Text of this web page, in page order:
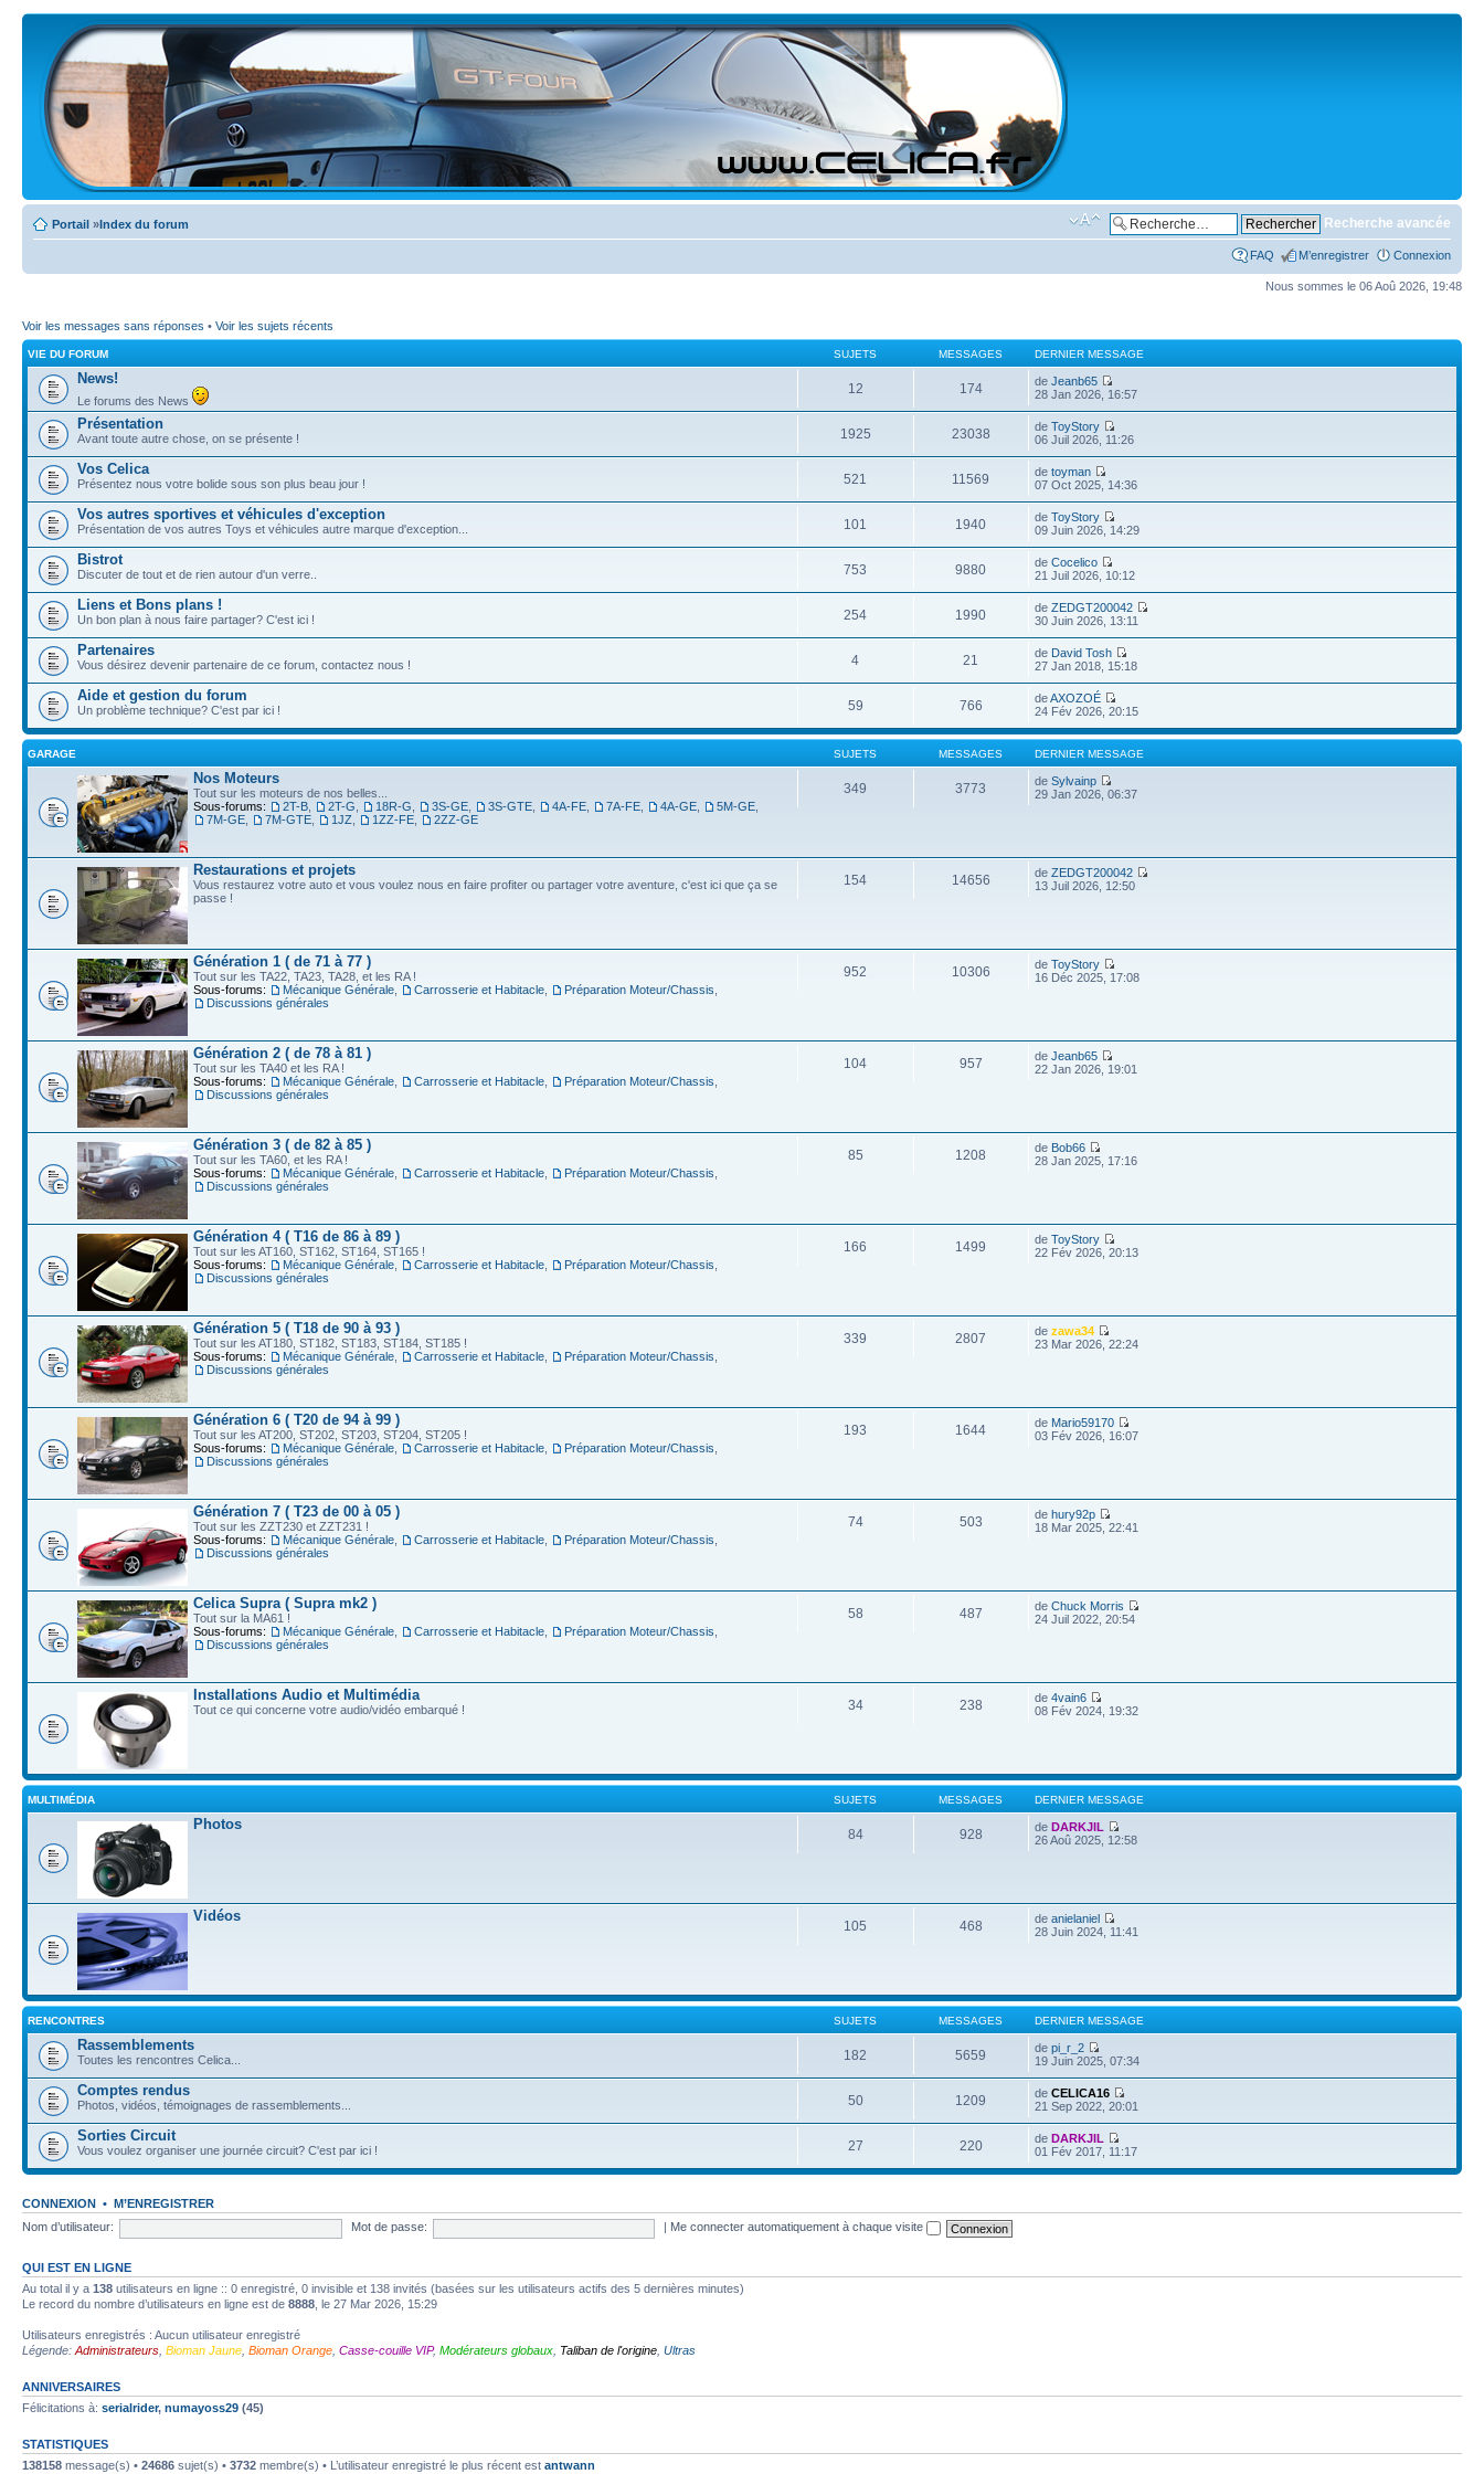
Portail »Index du forum Recherche avancée
FAQ M’enregistrer Connexion
Nous sommes le 06 Aoû 2026, 19:48
Voir les messages sans réponses • Voir les sujets récents
VIE DU FORUM SUJETS MESSAGES DERNIER MESSAGE
News!
Le forums des News
12 174 deJeanb65
28 Jan 2026, 16:57
Présentation
Avant toute autre chose, on se présente ! 1925 23038 deToyStory
06 Juil 2026, 11:26
Vos Celica
Présentez nous votre bolide sous son plus beau jour ! 521 11569 detoyman
07 Oct 2025, 14:36
Vos autres sportives et véhicules d'exception
Présentation de vos autres Toys et véhicules autre marque d'exception... 101 1940 deToyStory
09 Juin 2026, 14:29
Bistrot
Discuter de tout et de rien autour d'un verre.. 753 9880 deCocelico
21 Juil 2026, 10:12
Liens et Bons plans !
Un bon plan à nous faire partager? C'est ici ! 254 1990 deZEDGT200042
30 Juin 2026, 13:11
Partenaires
Vous désirez devenir partenaire de ce forum, contactez nous ! 4 21 de David Tosh
27 Jan 2018, 15:18
Aide et gestion du forum
Un problème technique? C'est par ici ! 59 766 deAXOZOÉ
24 Fév 2026, 20:15
GARAGE SUJETS MESSAGES DERNIER MESSAGE
Nos Moteurs
Tout sur les moteurs de nos belles...
Sous-forums:
2T-B 2T-G 18R-G 3S-GE 3S-GTE 4A-FE 7A-FE 4A-GE 5M-GE
7M-GE
7M-GTE 1JZ 1ZZ-FE 2ZZ-GE
349 3773 deSylvainp
29 Jan 2026, 06:37
Restaurations et projets
Vous restaurez votre auto et vous voulez nous en faire profiter ou partager votre aventure, c'est ici que ça se
passe !
154 14656 deZEDGT200042
13 Juil 2026, 12:50
Génération 1 ( de 71 à 77 )
Tout sur les TA22, TA23, TA28, et les RA !
Sous-forums:
Mécanique Générale Carrosserie et Habitacle Préparation Moteur/Chassis
Discussions générales
952 10306 deToyStory
16 Déc 2025, 17:08
Génération 2 ( de 78 à 81 )
Tout sur les TA40 et les RA !
Sous-forums:
Mécanique Générale Carrosserie et Habitacle Préparation Moteur/Chassis
Discussions générales
104 957 deJeanb65
22 Jan 2026, 19:01
Génération 3 ( de 82 à 85 )
Tout sur les TA60, et les RA !
Sous-forums:
Mécanique Générale Carrosserie et Habitacle Préparation Moteur/Chassis
Discussions générales
85 1208 de Bob66
28 Jan 2025, 17:16
Génération 4 ( T16 de 86 à 89 )
Tout sur les AT160, ST162, ST164, ST165 !
Sous-forums:
Mécanique Générale Carrosserie et Habitacle Préparation Moteur/Chassis
Discussions générales
166 1499 deToyStory
22 Fév 2026, 20:13
Génération 5 ( T18 de 90 à 93 )
Tout sur les AT180, ST182, ST183, ST184, ST185 !
Sous-forums:
Mécanique Générale Carrosserie et Habitacle Préparation Moteur/Chassis
Discussions générales
339 2807 dezawa34
23 Mar 2026, 22:24
Génération 6 ( T20 de 94 à 99 )
Tout sur les AT200, ST202, ST203, ST204, ST205 !
Sous-forums:
Mécanique Générale Carrosserie et Habitacle Préparation Moteur/Chassis
Discussions générales
193 1644 de Mario59170
03 Fév 2026, 16:07
Génération 7 ( T23 de 00 à 05 )
Tout sur les ZZT230 et ZZT231 !
Sous-forums:
Mécanique Générale Carrosserie et Habitacle Préparation Moteur/Chassis
Discussions générales
74 503 dehury92p
18 Mar 2025, 22:41
Celica Supra ( Supra mk2 )
Tout sur la MA61 !
Sous-forums:
Mécanique Générale Carrosserie et Habitacle Préparation Moteur/Chassis
Discussions générales
58 487 deChuck Morris
24 Juil 2022, 20:54
Installations Audio et Multimédia
Tout ce qui concerne votre audio/vidéo embarqué ! 34 238 de4vain6
08 Fév 2024, 19:32
MULTIMÉDIA SUJETS MESSAGES DERNIER MESSAGE
Photos
84 928 deDARKJIL
26 Aoû 2025, 12:58
Vidéos
105 468 deanielaniel
28 Juin 2024, 11:41
RENCONTRES SUJETS MESSAGES DERNIER MESSAGE
Rassemblements
Toutes les rencontres Celica... 182 5659 depi_r_2
19 Juin 2025, 07:34
Comptes rendus
Photos, vidéos, témoignages de rassemblements... 50 1209 deCELICA16
21 Sep 2022, 20:01
Sorties Circuit
Vous voulez organiser une journée circuit? C'est par ici ! 27 220 deDARKJIL
01 Fév 2017, 11:17
CONNEXION • M’ENREGISTRER
Nom d’utilisateur:
Mot de passe: Me connecter automatiquement à chaque visite
QUI EST EN LIGNE
Au total il y a 138 utilisateurs en ligne :: 0 enregistré, 0 invisible et 138 invités (basées sur les utilisateurs actifs des 5 dernières minutes)
Le record du nombre d’utilisateurs en ligne est de 8888 , le 27 Mar 2026, 15:29
Utilisateurs enregistrés : Aucun utilisateur enregistré
Légende: Administrateurs Bioman Jaune Bioman Orange Casse-couille VIP, Modérateurs globaux Taliban de l'origine Ultras
ANNIVERSAIRES
Félicitations à: serialrider, numayoss29 (45)
STATISTIQUES
138158 message(s) • 24686 sujet(s) • 3732 membre(s) • L’utilisateur enregistré le plus récent est antwann